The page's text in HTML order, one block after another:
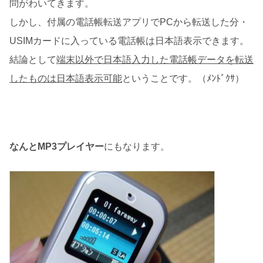
問がわいてきます。
しかし、付属の電話帳転送アプリでPCから転送した分・
USIMカードに入っている電話帳は日本語表示できます。
結論として端末以外で日本語入力した電話帳データを転送
したものは日本語表示可能ということです。（ﾒﾝﾄﾞｸｻ）
なんとMP3プレイヤーにもなります。